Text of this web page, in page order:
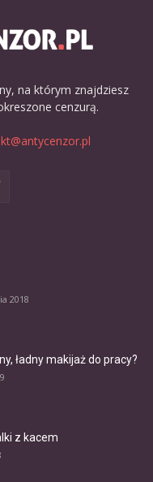
na którym znajdziesz
cenzurą.
2018
ładny makijaż do pracy?
z kacem